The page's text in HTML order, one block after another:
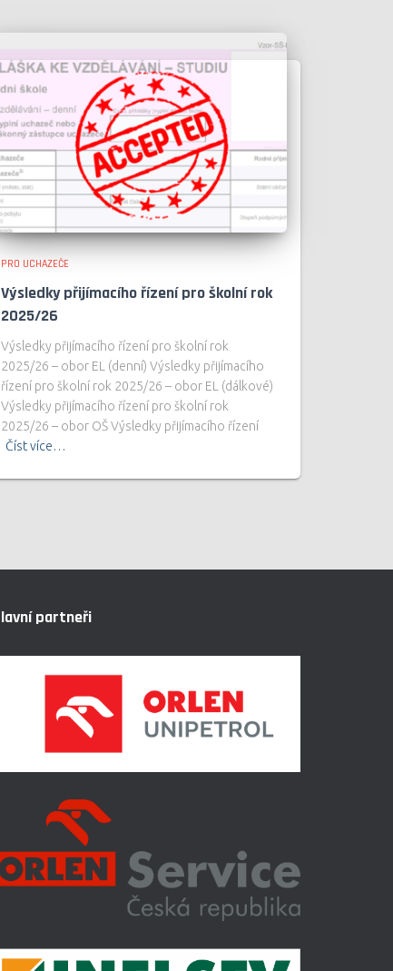
PRO UCHAZEČE
Výsledky přijímacího řízení pro školní rok
2025/26
Výsledky přijímacího řízení pro školní rok
2025/26 – obor EL (denní) Výsledky přijímacího
řízení pro školní rok 2025/26 – obor EL (dálkové)
Výsledky přijímacího řízení pro školní rok
2025/26 – obor OŠ Výsledky přijímacího řízení
Číst více…
partneři